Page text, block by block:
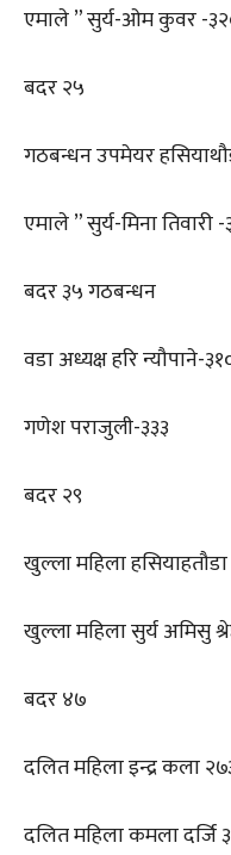
एमाले ” सुर्य-ओम कुवर -
बदर २५
गठबन्धन उपमेयर
एमाले ” सुर्य-मिना तिवारी
बदर ३५ गठबन्धन
वडा अध्यक्ष हरि न्यौपाने-
गणेश पराजुली-३३३
बदर २९
खुल्ला महिला
खुल्ला महिला सुर्य अमिसु
बदर ४७
दलित महिला इन्द्र कला
दलित महिला कमला दर्जि